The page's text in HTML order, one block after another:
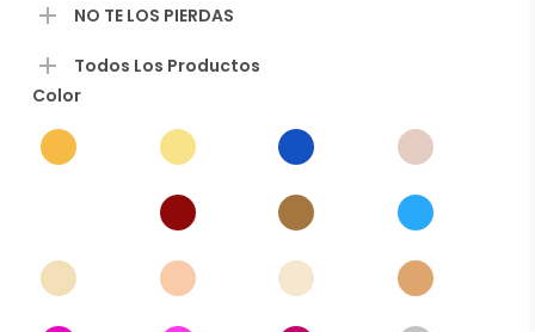
página
producto
NO TE LOS PIERDAS
Todos Los Productos
Color